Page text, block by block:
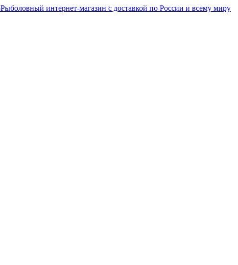
Рыболовный интернет-магазин с доставкой по России и всему миру